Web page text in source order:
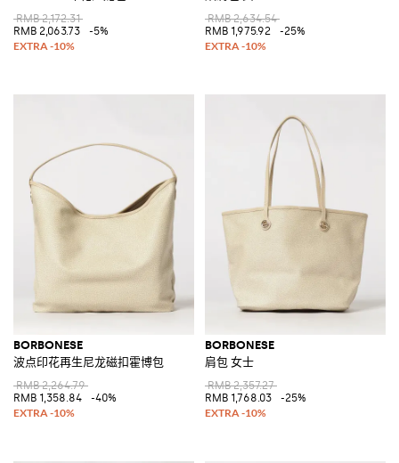
RMB 2,172.31
RMB 2,063.73
-5%
RMB 2,634.54
RMB 1,975.92
-25%
BORBONESE
波点印花再生尼龙磁扣霍博包
RMB 2,264.79
RMB 1,358.84
-40%
BORBONESE
肩包 女士
RMB 2,357.27
RMB 1,768.03
-25%